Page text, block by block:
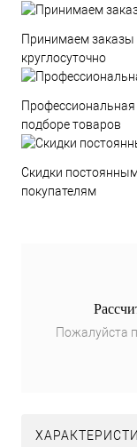
Принимаем заказы
круглосуточно
подборе товаров
Скидки
покупателям
Пожалуйста